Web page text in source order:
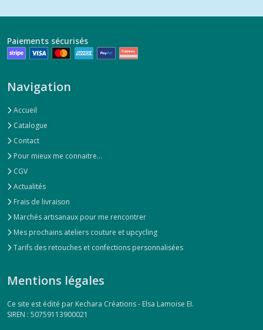
Paiements sécurisés
Navigation
Accueil
Catalogue
Contact
Pour mieux me connaitre...
CGV
Actualités
Frais de livraison
Marchés artisanaux pour me rencontrer
Mes prochains ateliers couture et upcycling
Tarifs des retouches et confections personnalisées
Mentions légales
Ce site est édité par Kechara Créations - Elsa Lamoise EI.
SIREN : 50759113900021